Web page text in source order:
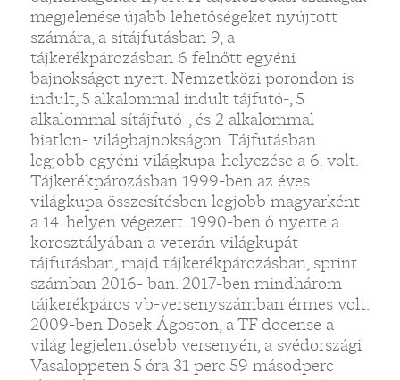
megjelenése újabb lehetőségeket nyújtott
számára, a sítájfutásban 9, a
tájkerékpározásban 6 felnőtt egyéni
bajnokságot nyert. Nemzetközi porondon is
indult, 5 alkalommal indult tájfutó-, 5
alkalommal sítájfutó-, és 2 alkalommal
biatlon- világbajnokságon. Tájfutásban
legjobb egyéni világkupa-helyezése a 6. volt.
Tájkerékpározásban 1999-ben az éves
világkupa összesítésben legjobb magyarként
a 14. helyen végezett. 1990-ben ő nyerte a
korosztályában a veterán világkupát
tájfutásban, majd tájkerékpározásban, sprint
számban 2016- ban. 2017-ben mindhárom
tájkerékpáros vb-versenyszámban érmes volt.
2009-ben Dosek Ágoston, a TF docense a
világ legjelentősebb versenyén, a svédországi
Vasaloppeten 5 óra 31 perc 59 másodperc